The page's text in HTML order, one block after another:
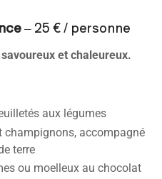
– 25 € / personne
et chaleureux.
aux légumes
champignons, accompagné
terre
ou moelleux au chocolat